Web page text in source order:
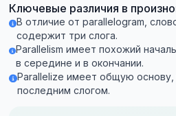
Ключевые различия в
В отличие от parallelogram,
содержит три слога.
Parallelism имеет похожий
в середине и в окончании.
Parallelize имеет общую основу,
последним слогом.